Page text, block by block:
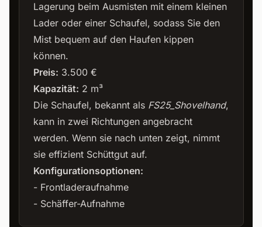
Lagerung beim Ausmisten mit einem kleinen
Lader oder einer Schaufel, sodass Sie den
Mist bequem auf den Haufen kippen
können.
Preis: 3.500 €
Kapazität: 2 m³
Die Schaufel, bekannt als FS25_Shovelhand,
kann in zwei Richtungen angebracht
werden. Wenn sie nach unten zeigt, nimmt
sie effizient Schüttgut auf.
Konfigurationsoptionen:
- Frontladeraufnahme
- Schäffer-Aufnahme